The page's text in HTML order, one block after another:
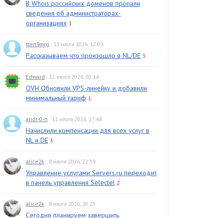
В Whois российских доменов пропали
сведения об администраторах-
организациях 1
tten9mrg · 13 июля 2026, 12:09
Рассказываем что произошло в NL/DE 3
Edward · 12 июля 2026, 00:14
OVH Обновили VPS-линейку и добавили
минимальный тариф 1
andr-0-n · 11 июля 2026, 17:48
Начислили компенсации для всех услуг в
NL и DE 3
alice2k · 8 июля 2026, 22:59
Управление услугами Servers.ru переходит
в панель управления Selectel 2
alice2k · 8 июля 2026, 20:25
Сегодня планируем завершить